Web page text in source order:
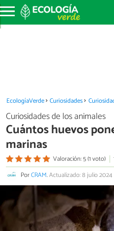
EcologíaVerde Curiosidades
Curiosidades de los animales
Cuántos huevos
marinas
Valoración: 5 (1 voto)
PorCRAM.Actualizado: 8 julio 2024